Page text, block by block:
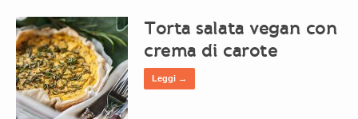
Torta salata vegan con
crema di carote
Leggi →